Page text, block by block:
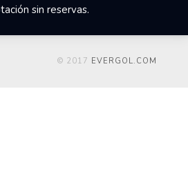
sin reservas.
© 2017 EVERGOL.COM